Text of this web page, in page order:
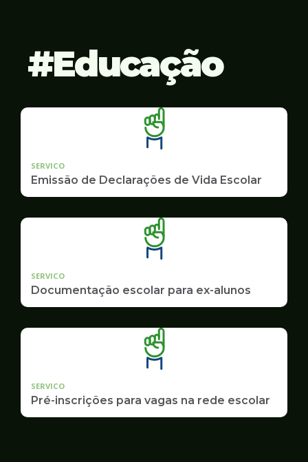
Educação
SERVICO
Emissão de Declarações de Vida Escolar
SERVICO
Documentação escolar para ex-alunos
SERVICO
Pré-inscrições para vagas na rede escolar